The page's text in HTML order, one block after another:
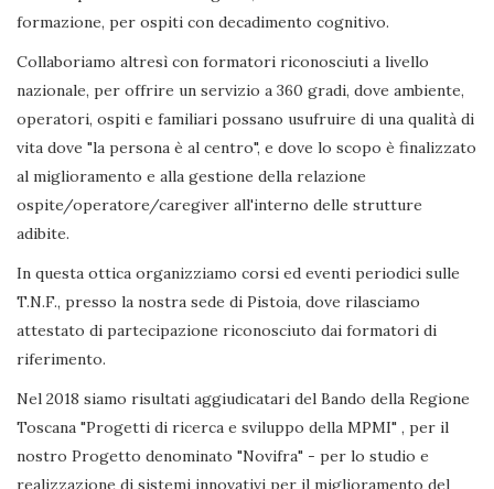
formazione, per ospiti con decadimento cognitivo.
Collaboriamo altresì con formatori riconosciuti a livello
nazionale, per offrire un servizio a 360 gradi, dove ambiente,
operatori, ospiti e familiari possano usufruire di una qualità di
vita dove "la persona è al centro", e dove lo scopo è finalizzato
al miglioramento e alla gestione della relazione
ospite/operatore/caregiver all'interno delle strutture
adibite.
In questa ottica organizziamo corsi ed eventi periodici sulle
T.N.F., presso la nostra sede di Pistoia, dove rilasciamo
attestato di partecipazione riconosciuto dai formatori di
riferimento.
Nel 2018 siamo risultati aggiudicatari del Bando della Regione
Toscana "Progetti di ricerca e sviluppo della MPMI" , per il
nostro Progetto denominato "Novifra" - per lo studio e